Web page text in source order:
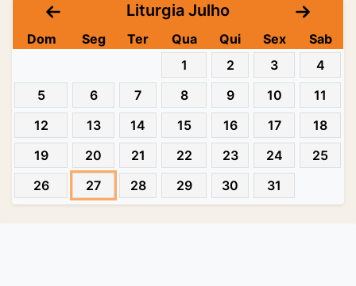
Liturgia Julho
Dom Seg Ter Qua Qui Sex
Sab
1
2 3
4
5
6 7 8 9 10
11
12
13 14 15 16 17
18
19
20 21 22 23 24
25
26
27 28 29 30 31